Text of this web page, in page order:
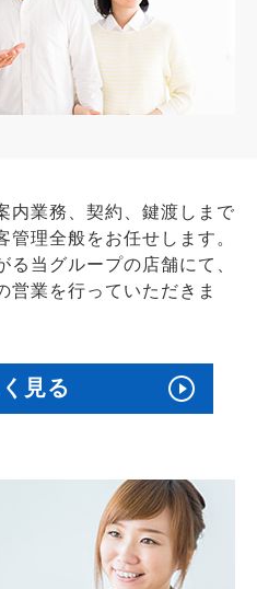
内業務、契約、鍵渡しまで
理全般をお任せします。
る当グループの店舗にて、
営業を行っていただきま
見る